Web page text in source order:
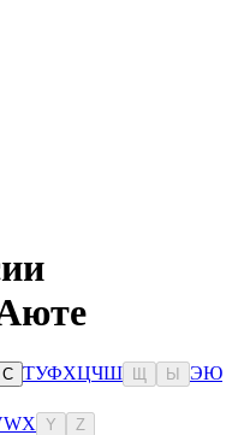
С ТУФХЦЧШ Ы ЭЮ
WX Y Z